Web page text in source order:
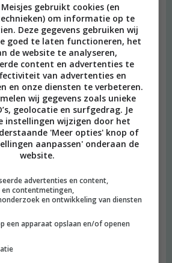
Heimwee
Meisjes gebruikt cookies (en
om informatie op te
Deze gegevens gebruiken wij
goed te laten functioneren, het
de website te analyseren,
content en advertenties te
van advertenties en
en onze diensten te verbeteren.
wij gegevens zoals unieke
geolocatie en surfgedrag. Je
instellingen wijzigen door het
'Meer opties' knop of
aanpassen' onderaan de
website.
advertenties en content,
contentmetingen,
en ontwikkeling van diensten
een apparaat opslaan en/of openen